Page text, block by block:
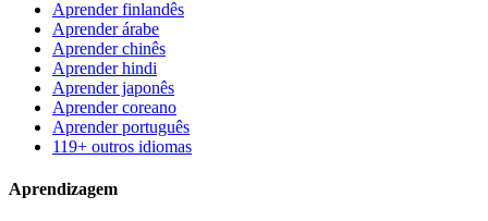
Aprender finlandês
Aprender árabe
Aprender chinês
Aprender hindi
Aprender japonês
Aprender coreano
Aprender português
119+ outros idiomas
Aprendizagem